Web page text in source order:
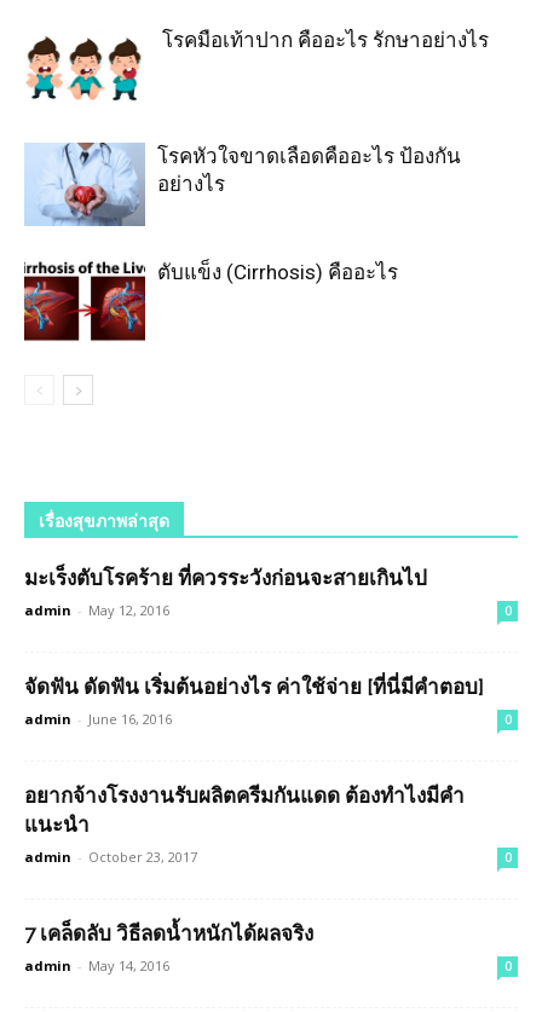
โรคมือเท้าปาก คืออะไร รักษาอย่างไร
โรคหัวใจขาดเลือดคืออะไร ป้องกัน
อย่างไร
ตับแข็ง (Cirrhosis) คืออะไร
เรื่องสุขภาพล่าสุด
มะเร็งตับโรคร้าย ที่ควรระวังก่อนจะสายเกินไป
admin - May 12, 2016 0
จัดฟัน ดัดฟัน เริ่มต้นอย่างไร ค่าใช้จ่าย [ที่นี่มีคำตอบ]
admin - June 16, 2016 0
อยากจ้างโรงงานรับผลิตครีมกันแดด ต้องทำไงมีคำ
แนะนำ
admin - October 23, 2017 0
7 เคล็ดลับ วิธีลดน้ำหนักได้ผลจริง
admin - May 14, 2016 0